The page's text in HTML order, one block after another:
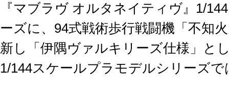
『マブラヴ オルタネイティヴ』1/
ーズに、94式戦術歩行戦闘機「不知
新し「伊隅ヴァルキリーズ仕様」と
1/144スケールプラモデルシリーズ